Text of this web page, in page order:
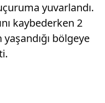
yuvarlandı.
kaybederken 2
yaşandığı bölgeye